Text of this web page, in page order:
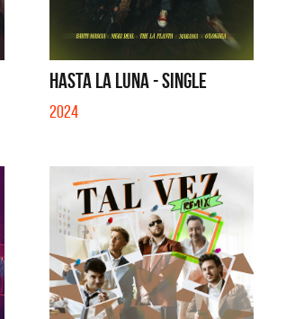
HASTA LA LUNA - SINGLE
2024